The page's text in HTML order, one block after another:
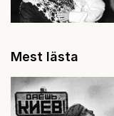
Mest lästa